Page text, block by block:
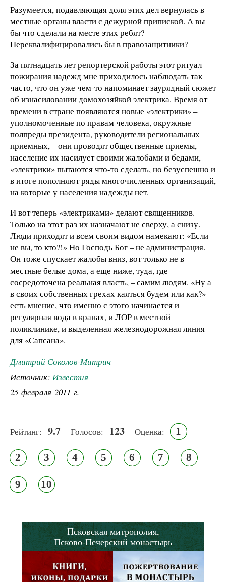
Разумеется, подавляющая доля этих дел вернулась в
местные органы власти с дежурной припиской. А вы
бы что сделали на месте этих ребят?
Переквалифицировались бы в правозащитники?
За пятнадцать лет репортерской работы этот ритуал
пожирания надежд мне приходилось наблюдать так
часто, что он уже чем-то напоминает заурядный сюжет
об изнасиловании домохозяйкой электрика. Время от
времени в стране появляются новые «электрики» –
уполномоченные по правам человека, окружные
полпреды президента, руководители региональных
приемных, – они проводят общественные приемы,
население их насилует своими жалобами и бедами,
«электрики» пытаются что-то сделать, но безуспешно и
в итоге пополняют ряды многочисленных организаций,
на которые у населения надежды нет.
И вот теперь «электриками» делают священников.
Только на этот раз их назначают не сверху, а снизу.
Люди приходят и всем своим видом намекают: «Если
не вы, то кто?!» Но Господь Бог – не администрация.
Он тоже спускает жалобы вниз, вот только не в
местные белые дома, а еще ниже, туда, где
сосредоточена реальная власть, – самим людям. «Ну а
в своих собственных грехах каяться будем или как?» –
есть мнение, что именно с этого начинается и
регулярная вода в кранах, и ЛОР в местной
поликлинике, и выделенная железнодорожная линия
для «Сапсана».
Дмитрий Соколов-Митрич
Источник: Известия
25 февраля 2011 г.
Рейтинг: 9.7 Голосов: 123 Оценка: 1
2 3 4 5 6 7 8
9 10
Псковская митрополия,
Псково-Печерский монастырь